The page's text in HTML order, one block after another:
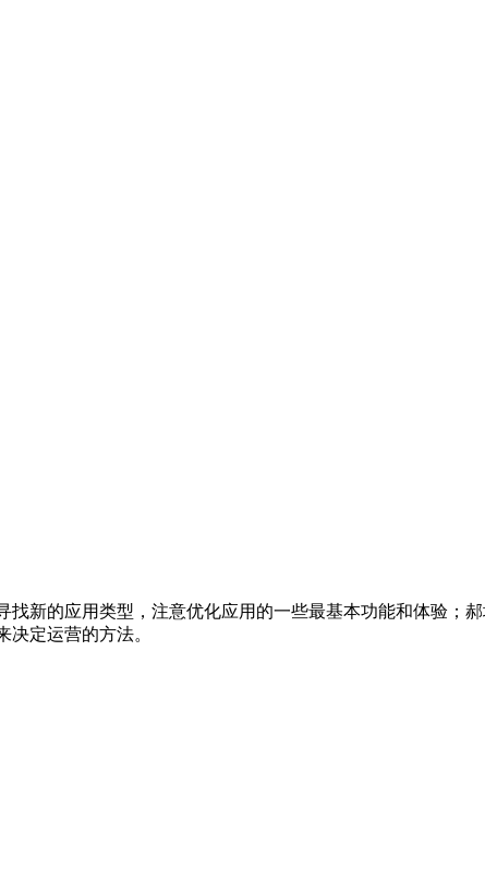
新的应用类型，注意优化应用的一些最基本功能和体验；
定运营的方法。